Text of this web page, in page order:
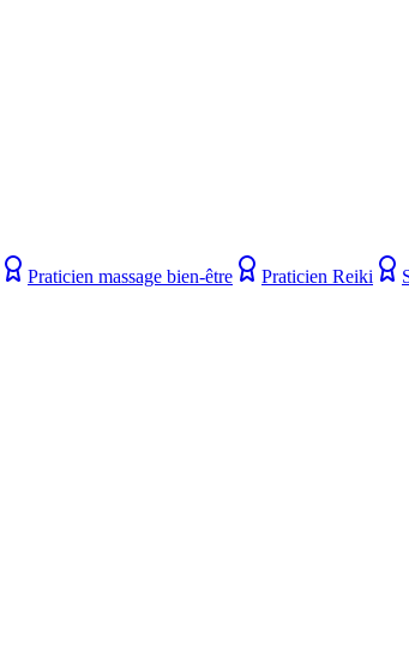
Praticien massage bien-être Praticien Reiki